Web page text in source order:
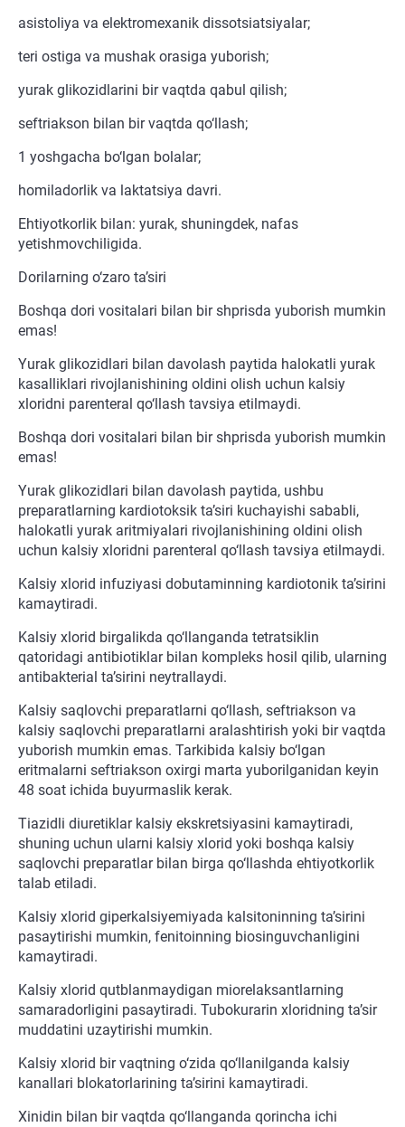
asistoliya va elektromexanik dissotsiatsiyalar;
teri ostiga va mushak orasiga yuborish;
yurak glikozidlarini bir vaqtda qabul qilish;
seftriakson bilan bir vaqtda qo‘llash;
1 yoshgacha bo‘lgan bolalar;
homiladorlik va laktatsiya davri.
Ehtiyotkorlik bilan: yurak, shuningdek, nafas
yetishmovchiligida.
Dorilarning o‘zaro ta’siri
Boshqa dori vositalari bilan bir shprisda yuborish mumkin
emas!
Yurak glikozidlari bilan davolash paytida halokatli yurak
kasalliklari rivojlanishining oldini olish uchun kalsiy
xloridni parenteral qo‘llash tavsiya etilmaydi.
Boshqa dori vositalari bilan bir shprisda yuborish mumkin
emas!
Yurak glikozidlari bilan davolash paytida, ushbu
preparatlarning kardiotoksik ta’siri kuchayishi sababli,
halokatli yurak aritmiyalari rivojlanishining oldini olish
uchun kalsiy xloridni parenteral qo‘llash tavsiya etilmaydi.
Kalsiy xlorid infuziyasi dobutaminning kardiotonik ta’sirini
kamaytiradi.
Kalsiy xlorid birgalikda qo‘llanganda tetratsiklin
qatoridagi antibiotiklar bilan kompleks hosil qilib, ularning
antibakterial ta’sirini neytrallaydi.
Kalsiy saqlovchi preparatlarni qo‘llash, seftriakson va
kalsiy saqlovchi preparatlarni aralashtirish yoki bir vaqtda
yuborish mumkin emas. Tarkibida kalsiy bo‘lgan
eritmalarni seftriakson oxirgi marta yuborilganidan keyin
48 soat ichida buyurmaslik kerak.
Tiazidli diuretiklar kalsiy ekskretsiyasini kamaytiradi,
shuning uchun ularni kalsiy xlorid yoki boshqa kalsiy
saqlovchi preparatlar bilan birga qo‘llashda ehtiyotkorlik
talab etiladi.
Kalsiy xlorid giperkalsiyemiyada kalsitoninning ta’sirini
pasaytirishi mumkin, fenitoinning biosinguvchanligini
kamaytiradi.
Kalsiy xlorid qutblanmaydigan miorelaksantlarning
samaradorligini pasaytiradi. Tubokurarin xloridning ta’sir
muddatini uzaytirishi mumkin.
Kalsiy xlorid bir vaqtning o‘zida qo‘llanilganda kalsiy
kanallari blokatorlarining ta’sirini kamaytiradi.
Xinidin bilan bir vaqtda qo‘llanganda qorincha ichi